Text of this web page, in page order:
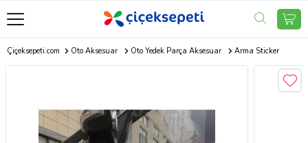
Çiçeksepeti.com Oto Aksesuar Oto Yedek Parça Aksesuar Arma Sticker